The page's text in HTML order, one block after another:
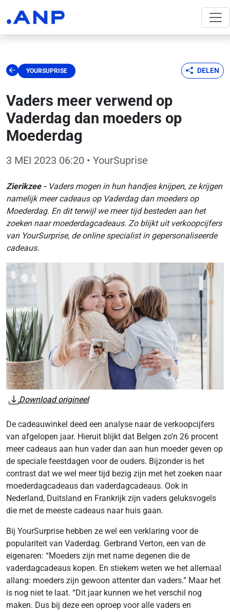
YOURSUPRISE DELEN
Vaders meer verwend op
Vaderdag dan moeders op
Moederdag
3 MEI 2023 06:20 • YourSuprise
Zierikzee - Vaders mogen in hun handjes knijpen, ze krijgen
namelijk meer cadeaus op Vaderdag dan moeders op
Moederdag. En dit terwijl we meer tijd besteden aan het
zoeken naar moederdagcadeaus. Zo blijkt uit verkoopcijfers
van YourSurprise, de online specialist in gepersonaliseerde
cadeaus.
Download origineel
De cadeauwinkel deed een analyse naar de verkoopcijfers
van afgelopen jaar. Hieruit blijkt dat Belgen zo’n 26 procent
meer cadeaus aan hun vader dan aan hun moeder geven op
de speciale feestdagen voor de ouders. Bijzonder is het
contrast dat we wel meer tijd bezig zijn met het zoeken naar
moederdagcadeaus dan vaderdagcadeaus. Ook in
Nederland, Duitsland en Frankrijk zijn vaders geluksvogels
die met de meeste cadeaus naar huis gaan.
Bij YourSurprise hebben ze wel een verklaring voor de
populariteit van Vaderdag. Gerbrand Verton, een van de
eigenaren: “Moeders zijn met name degenen die de
vaderdagcadeaus kopen. En stiekem weten we het allemaal
allang: moeders zijn gewoon attenter dan vaders.” Maar het
is nog niet te laat. “Dit jaar kunnen we het verschil nog
maken. Dus bij deze een oproep voor alle vaders en